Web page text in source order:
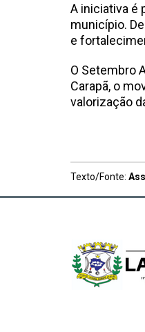
A iniciativa é
município.
e
O Setembro
Carapã, o
valorização
Texto/Fonte: